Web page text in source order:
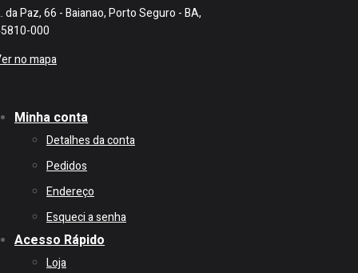
da Paz, 66 - Baianao, Porto Seguro - BA,
000
no mapa
Minha conta
Detalhes da conta
Pedidos
Endereço
Esqueci a senha
Acesso Rápido
Loja